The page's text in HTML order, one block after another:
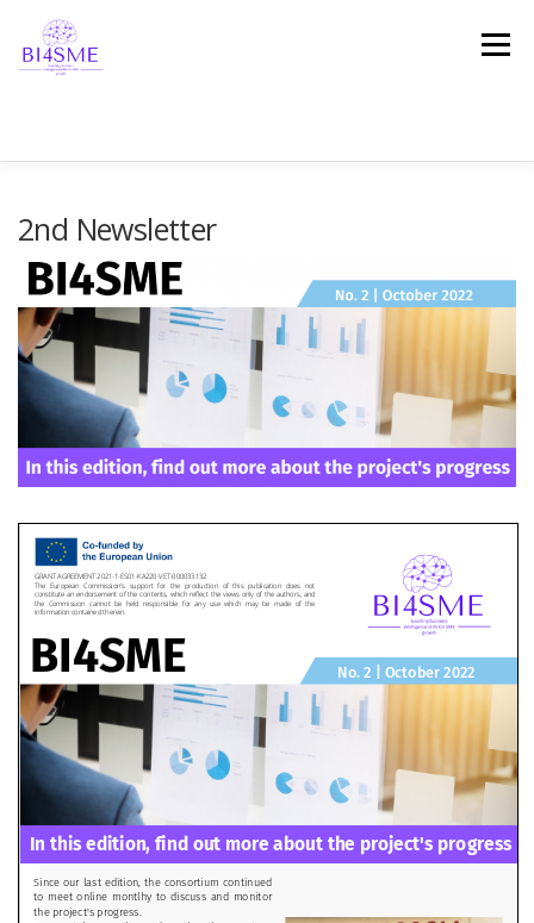
Menu
REZULTATY PLATFORMA WIADOMOŚCI
REFERENCJE ZOSTAŃMY W KONTAKCIE!
2nd Newsletter